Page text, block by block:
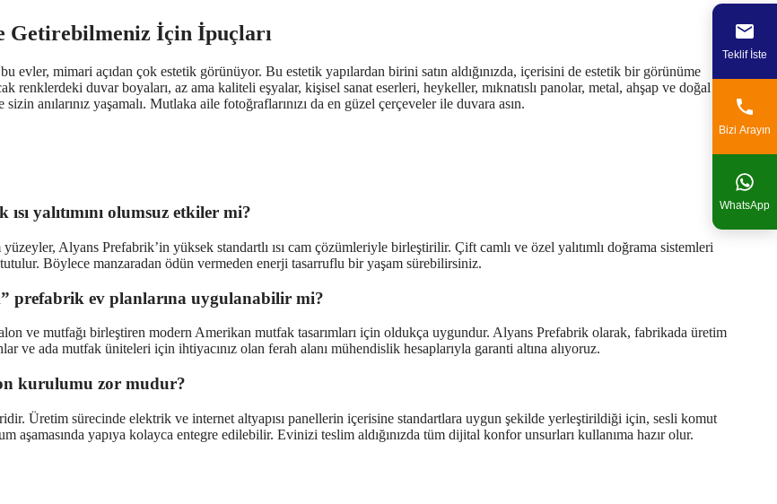
Getirebilmeniz İçin İpuçları
evler, mimari açıdan çok estetik görünüyor. Bu estetik yapılardan birini satın aldığınızda, içerisini de estetik bir görünüme
duvar boyaları, az ama kaliteli eşyalar, kişisel sanat eserleri, heykeller, mıknatıslı panolar, metal, ahşap ve doğal taş
anılarınız yaşamalı. Mutlaka aile fotoğraflarınızı da en güzel çerçeveler ile duvara asın.
yalıtımını olumsuz etkiler mi?
Alyans Prefabrik’in yüksek standartlı ısı cam çözümleriyle birleştirilir. Çift camlı ve özel yalıtımlı doğrama sistemleri
Böylece manzaradan ödün vermeden enerji tasarruflu bir yaşam sürebilirsiniz.
prefabrik ev planlarına uygulanabilir mi?
ve mutfağı birleştiren modern Amerikan mutfak tasarımları için oldukça uygundur. Alyans Prefabrik olarak, fabrikada üretim
ve ada mutfak üniteleri için ihtiyacınız olan ferah alanı mühendislik hesaplarıyla garanti altına alıyoruz.
kurulumu zor mudur?
Üretim sürecinde elektrik ve internet altyapısı panellerin içerisine standartlara uygun şekilde yerleştirildiği için, sesli komut
aşamasında yapıya kolayca entegre edilebilir. Evinizi teslim aldığınızda tüm dijital konfor unsurları kullanıma hazır olur.
Teklif İste
Bizi Arayın
WhatsApp